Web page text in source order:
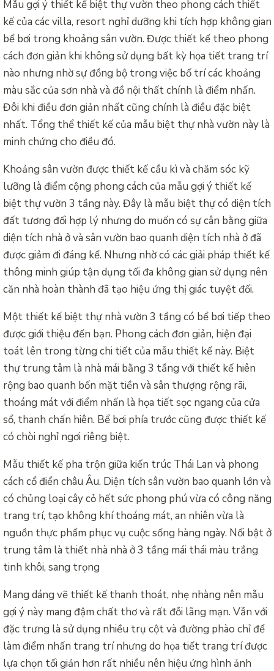
Mẫu gợi ý thiết kế biệt thự vườn theo phong cách thiết
kế của các villa, resort nghỉ dưỡng khi tích hợp không gian
bể bơi trong khoảng sân vườn. Được thiết kế theo phong
cách đơn giản khi không sử dụng bất kỳ họa tiết trang trí
nào nhưng nhờ sự đồng bộ trong việc bố trí các khoảng
màu sắc của sơn nhà và đồ nội thất chính là điểm nhấn.
Đôi khi điều đơn giản nhất cũng chính là điều đặc biệt
nhất. Tổng thể thiết kế của mẫu biệt thự nhà vườn này là
minh chứng cho điều đó.
Khoảng sân vườn được thiết kế cầu kì và chăm sóc kỹ
lưỡng là điểm cộng phong cách của mẫu gợi ý thiết kế
biệt thự vườn 3 tầng này. Đây là mẫu biệt thự có diện tích
đất tương đối hợp lý nhưng do muốn có sự cân bằng giữa
diện tích nhà ở và sân vườn bao quanh diện tích nhà ở đã
được giảm đi đáng kể. Nhưng nhờ có các giải pháp thiết kế
thông minh giúp tận dụng tối đa không gian sử dụng nên
căn nhà hoàn thành đã tạo hiệu ứng thị giác tuyệt đối.
Một thiết kế biệt thự nhà vườn 3 tầng có bể bơi tiếp theo
được giới thiệu đến bạn. Phong cách đơn giản, hiện đại
toát lên trong từng chi tiết của mẫu thiết kế này. Biệt
thự trung tâm là nhà mái bằng 3 tầng với thiết kế hiên
rộng bao quanh bốn mặt tiền và sân thượng rộng rãi,
thoáng mát với điểm nhấn là họa tiết sọc ngang của cửa
sổ, thanh chấn hiên. Bể bơi phía trước cũng được thiết kế
có chòi nghỉ ngơi riêng biệt.
Mẫu thiết kế pha trộn giữa kiến trúc Thái Lan và phong
cách cổ điển châu Âu. Diện tích sân vườn bao quanh lớn và
có chủng loại cây cỏ hết sức phong phú vừa có công năng
trang trí, tạo không khí thoáng mát, an nhiên vừa là
nguồn thực phẩm phục vụ cuộc sống hàng ngày. Nổi bật ở
trung tâm là thiết nhà nhà ở 3 tầng mái thái màu trắng
tinh khôi, sang trọng
Mang dáng vẽ thiết kế thanh thoát, nhẹ nhàng nên mẫu
gợi ý này mang đậm chất thơ và rất đỗi lãng mạn. Vẫn với
đặc trưng là sử dụng nhiều trụ cột và đường phào chỉ để
làm điểm nhấn trang trí nhưng do họa tiết trang trí được
lựa chọn tối giản hơn rất nhiều nên hiệu ứng hình ảnh